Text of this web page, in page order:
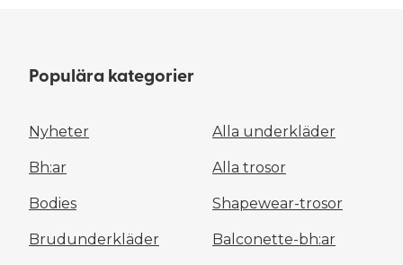
Populära kategorier
Nyheter Alla underkläder
Bh:ar Alla trosor
Bodies Shapewear-trosor
Brudunderkläder Balconette-bh:ar